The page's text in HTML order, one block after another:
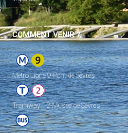
COMMENT VENIR ?
Metro Ligne 9-Pont de Sèvres
Tramway T2-Musée de Sèvres